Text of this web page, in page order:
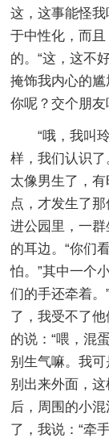
这，这事能怪
于中性化，而
的。“这，这不
掩饰我内心的尴
你呢？交个朋友
“哦，我叫
样，我们认识
太像男生了，
点，才发生了
进公园里，一
的耳边。“你们
怕。”其中一个
们的手还牵着
了，我受不了
的说：“喂，混
别生气嘛。我
别出来外面，
后，周围的小
了，我说：“牵